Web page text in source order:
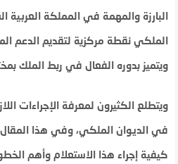
البارزة والمهمة في المملكة العربية
الملكي نقطة مركزية لتقديم الدعم
ويتميز بدوره الفعال في ربط الملك
ويتطلع الكثيرون لمعرفة الإجراءات
في الديوان الملكي، وفي هذا
كيفية إجراء هذا الاستعلام وأهم